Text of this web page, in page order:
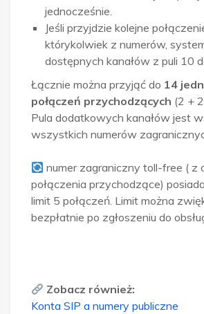
jednocześnie.
Jeśli przyjdzie kolejne
którykolwiek z numerów,
dostępnych kanałów z puli 10
Łącznie można przyjąć do 14
połączeń przychodzących (2 +
Pula dodatkowych kanałów jest
wszystkich numerów
numer zagraniczny toll-free ( z
połączenia przychodzące)
limit 5 połączeń. Limit można
bezpłatnie po zgłoszeniu do
Zobacz również:
Konta SIP a numery publiczne